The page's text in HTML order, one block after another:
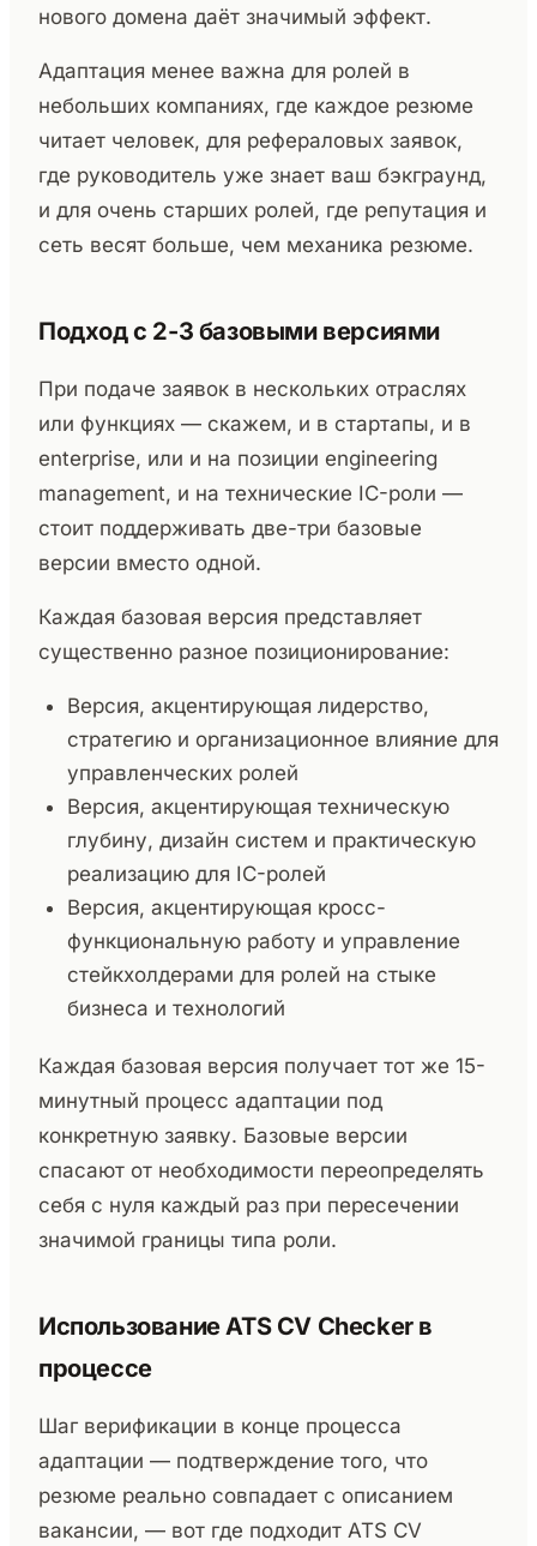
нового домена даёт значимый эффект.
Адаптация менее важна для ролей в
небольших компаниях, где каждое резюме
читает человек, для рефераловых заявок,
где руководитель уже знает ваш бэкграунд,
и для очень старших ролей, где репутация и
сеть весят больше, чем механика резюме.
Подход с 2-3 базовыми версиями
При подаче заявок в нескольких отраслях
или функциях — скажем, и в стартапы, и в
enterprise, или и на позиции engineering
management, и на технические IC-роли —
стоит поддерживать две-три базовые
версии вместо одной.
Каждая базовая версия представляет
существенно разное позиционирование:
Версия, акцентирующая лидерство,
стратегию и организационное влияние для
управленческих ролей
Версия, акцентирующая техническую
глубину, дизайн систем и практическую
реализацию для IC-ролей
Версия, акцентирующая кросс-
функциональную работу и управление
стейкхолдерами для ролей на стыке
бизнеса и технологий
Каждая базовая версия получает тот же 15-
минутный процесс адаптации под
конкретную заявку. Базовые версии
спасают от необходимости переопределять
себя с нуля каждый раз при пересечении
значимой границы типа роли.
Использование ATS CV Checker в
процессе
Шаг верификации в конце процесса
адаптации — подтверждение того, что
резюме реально совпадает с описанием
вакансии, — вот где подходит ATS CV